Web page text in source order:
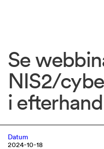
Se
NIS2/
i efterhand
Datum
2024-10-18